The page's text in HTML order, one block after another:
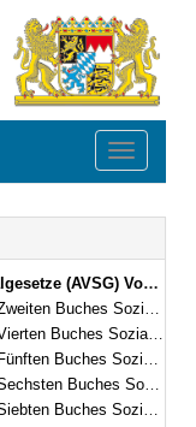
Toggle
912, 982) BayRS 86-8-A/G (§§ 1–155)
Sozialgesetzbuch (§§ 1–2)
für die Sozialversicherung – (§§ 5–5f)
Krankenversicherung – (§§ 6–10)
Gesetzes zur Förderung der Einstellung der landwirtschaftlichen Erwerbstätigkeit (§§ 11–15)
Unfallversicherung – (§§ 16–21)